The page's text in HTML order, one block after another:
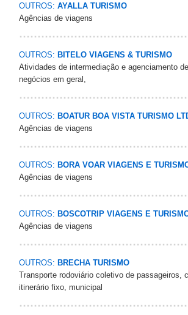
OUTROS: AYALLA TURISMO
Agências de viagens
OUTROS: BITELO VIAGENS & TURISMO
Atividades de intermediação e agenciamento
negócios em geral,
OUTROS: BOATUR BOA VISTA TURISMO
Agências de viagens
OUTROS: BORA VOAR VIAGENS E
Agências de viagens
OUTROS: BOSCOTRIP VIAGENS E
Agências de viagens
OUTROS: BRECHA TURISMO
Transporte rodoviário coletivo de passageiros,
itinerário fixo, municipal